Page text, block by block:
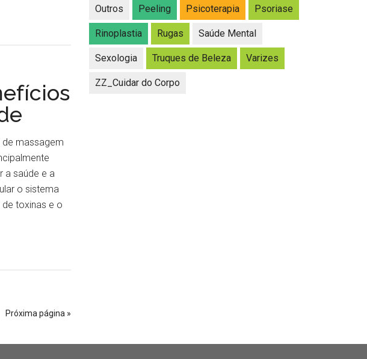
massagem
a saúde e a
o sistema
toxinas e o
Próxima página »
Outros Peeling Psicoterapia Psoriase
Rinoplastia Rugas Saúde Mental
Sexologia Truques de Beleza Varizes
ZZ_Cuidar do Corpo